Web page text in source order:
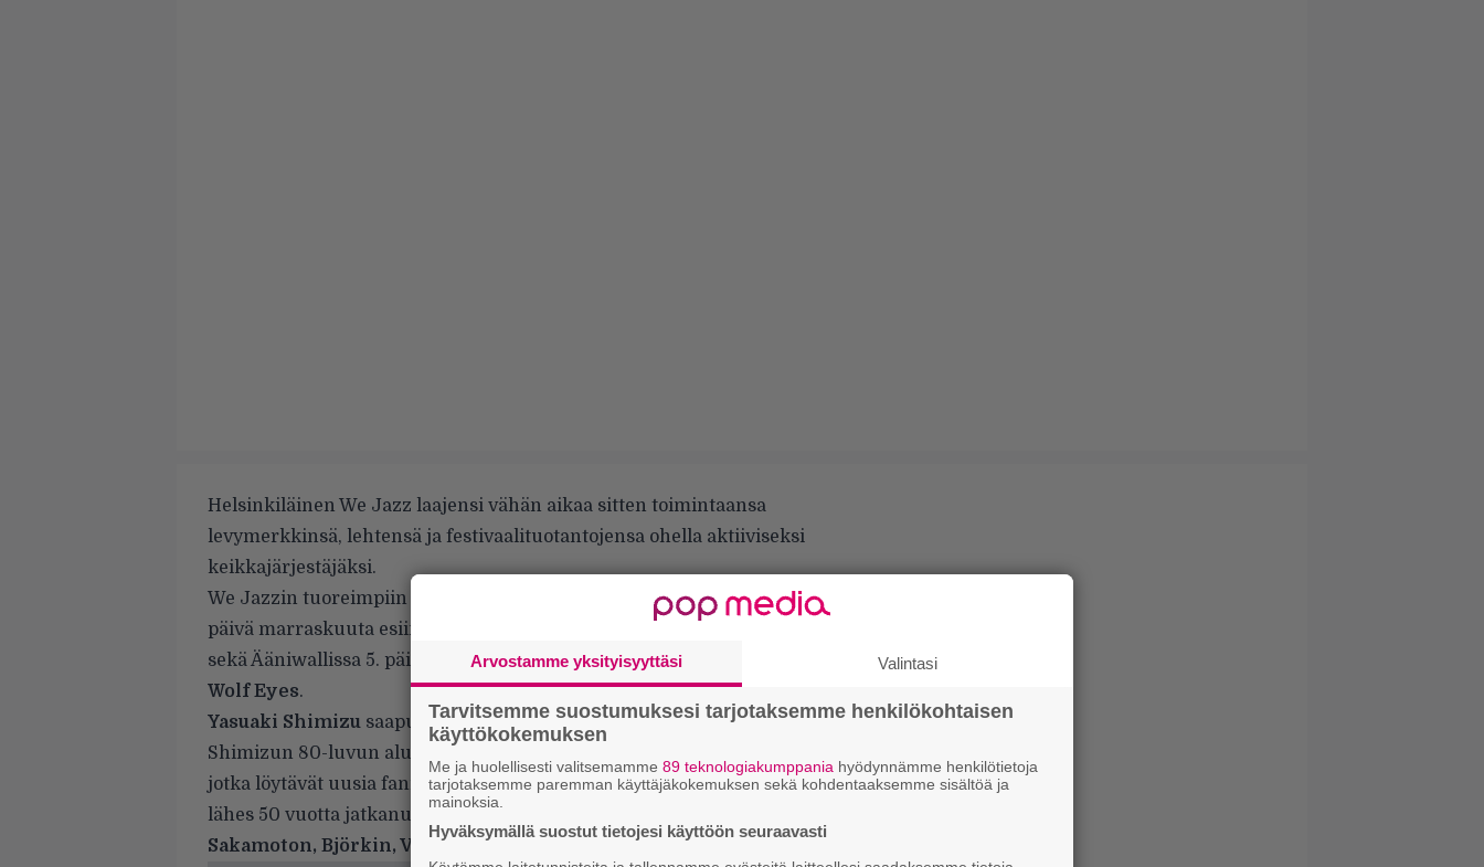
Helsinkiläinen We Jazz laajensi vähän aikaa sitten toimintaansa
levymerkkinsä, lehtensä ja festivaalituotantojensa ohella aktiiviseksi
keikkajärjestäjäksi.
We Jazzin tuoreimpiin keikkajulkistuksiin kuuluvat Helsingissä Tavastialla 8.
päivä marraskuuta esiintyvä japanilaisen jazzin legenda
sekä Ääniwallissa 5. päivä lokakuuta keikkaileva yhdysvaltalainen noise-artisti
Wolf Eyes.
Yasuaki Shimizu saapuu Suomeen ensimmäistä kertaa. Saksofonisti-säveltäjä
Shimizun 80-luvun alun albumit
jotka löytävät uusia fanisukupolvia vuosikymmen toisensa jälkeen. Uraansa
lähes 50 vuotta jatkanut Shimizu on tehnyt yhteistyötä mm.
Sakamoton, Björkin, Van Dyke Parksin
David Cunninghamin
Arvostamme yksityisyyttäsi Valintasi
Tarvitsemme suostumuksesi tarjotaksemme henkilökohtaisen
käyttökokemuksen
Me ja huolellisesti valitsemamme 89 teknologiakumppania hyödynnämme henkilötietoja
tarjotaksemme paremman käyttäjäkokemuksen sekä kohdentaaksemme sisältöä ja
mainoksia.
Hyväksymällä suostut tietojesi käyttöön seuraavasti